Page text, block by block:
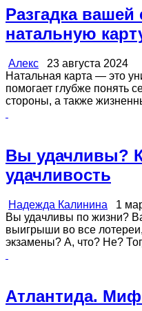
Разгадка вашей
натальную
Алекс 23 августа 2024
Натальная карта — это
помогает глубже понять
стороны, а также
Вы удачливы?
удачливость
Надежда Калинина 1
Вы удачливы по жизни?
выигрыши во все
экзамены? А, что? Не?
Атлантида.